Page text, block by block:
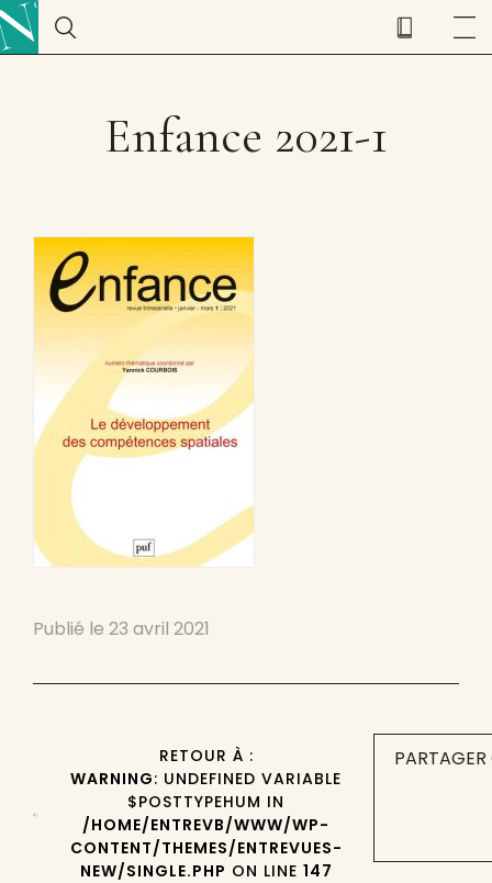
Enfance 2021-1
Publié le 23 avril 2021
RETOUR À :
WARNING: UNDEFINED VARIABLE
$POSTTYPEHUM IN
/HOME/ENTREVB/WWW/WP-
CONTENT/THEMES/ENTREVUES-
NEW/SINGLE.PHP ON LINE 147